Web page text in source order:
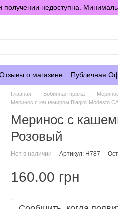
недоступна.
Отзывы о магазине Публичная
Главная Бобинная пряжа
Меринос с кашемиром Biagioli Modesto
Меринос с
Розовый
Нет в наличии Артикул: H787
160.00 грн